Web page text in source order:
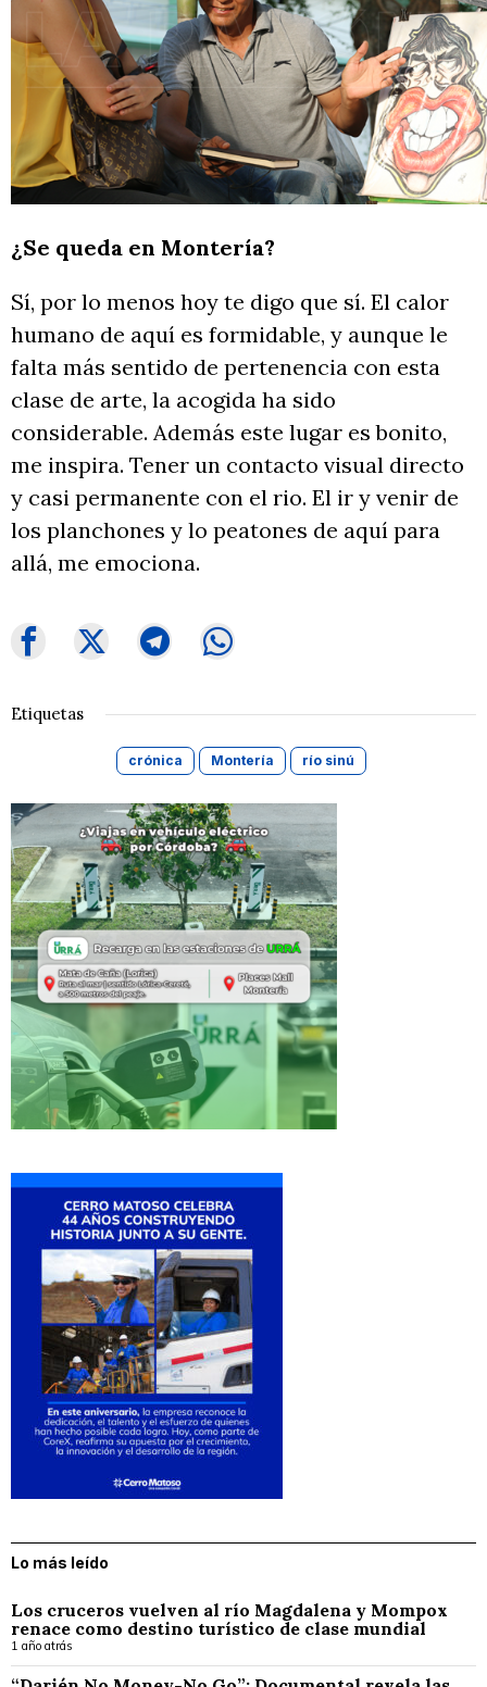
¿Se queda en Montería?
Sí, por lo menos hoy te digo que sí. El calor
humano de aquí es formidable, y aunque le
falta más sentido de pertenencia con esta
clase de arte, la acogida ha sido
considerable. Además este lugar es bonito,
me inspira. Tener un contacto visual directo
y casi permanente con el rio. El ir y venir de
los planchones y lo peatones de aquí para
allá, me emociona.
Etiquetas
crónica Montería río sinú
Lo más leído
Los cruceros vuelven al río Magdalena y Mompox
renace como destino turístico de clase mundial
1 año atrás